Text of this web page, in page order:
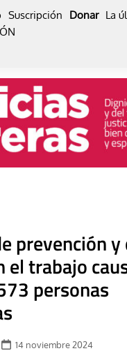
Suscripción Donar La
prevención y
el trabajo
personas
14 noviembre 2024